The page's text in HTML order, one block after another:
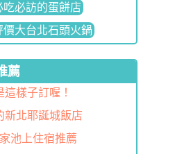
必訪的蛋餅店
價大台北石頭火鍋
薦
樣子訂喔！
新北耶誕城飯店
池上住宿推薦